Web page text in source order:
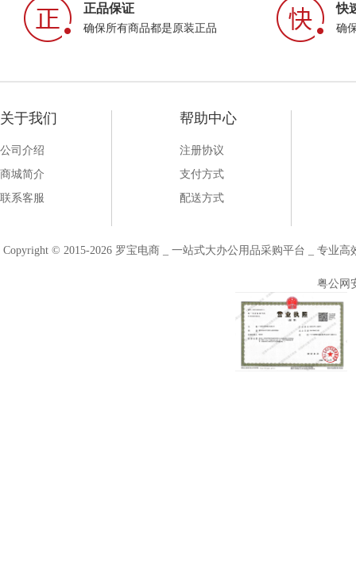
正品保证
确保所有商品都是原装正品
快
确
关于我们
公司介绍
商城简介
联系客服
帮助中心
注册协议
支付方式
配送方式
Copyright © 2015-2026 罗宝电商 _ 一站式大办公用品采购平台 _ 专业
粤公网